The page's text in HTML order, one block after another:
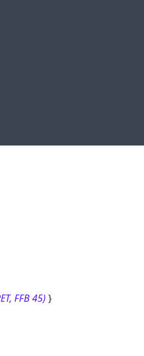
FFB 45) }